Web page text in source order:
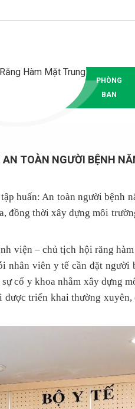
PHÒNG
BAN
TOÀN NGƯỜI BỆNH
huấn: An toàn người bệnh
đồng thời xây dựng môi
viện – chủ tịch hội răng
nhân viên y tế cần đặt người
cố y khoa nhằm xây dựng
được triển khai thường xuyên,